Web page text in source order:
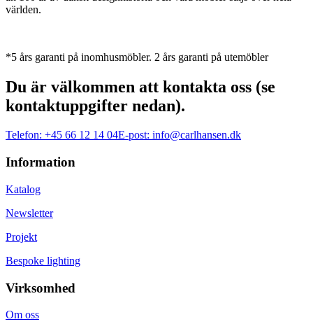
världen.
*5 års garanti på inomhusmöbler. 2 års garanti på utemöbler
Du är välkommen att kontakta oss (se
kontaktuppgifter nedan).
Telefon: +45 66 12 14 04E-post: info@carlhansen.dk
Information
Katalog
Newsletter
Projekt
Bespoke lighting
Virksomhed
Om oss